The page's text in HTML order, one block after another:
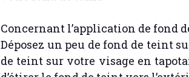
Concernant l’application de fond
Déposez un peu de fond de teint
de teint sur votre visage en